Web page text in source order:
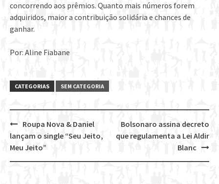
concorrendo aos prêmios. Quanto mais números forem
adquiridos, maior a contribuição solidária e chances de
ganhar.
Por: Aline Fiabane
CATEGORIAS SEM CATEGORIA
Post
navigation
Bolsonaro assina decreto
que regulamenta a Lei Aldir
Blanc
Roupa Nova & Daniel
lançam o single “Seu Jeito,
Meu Jeito”